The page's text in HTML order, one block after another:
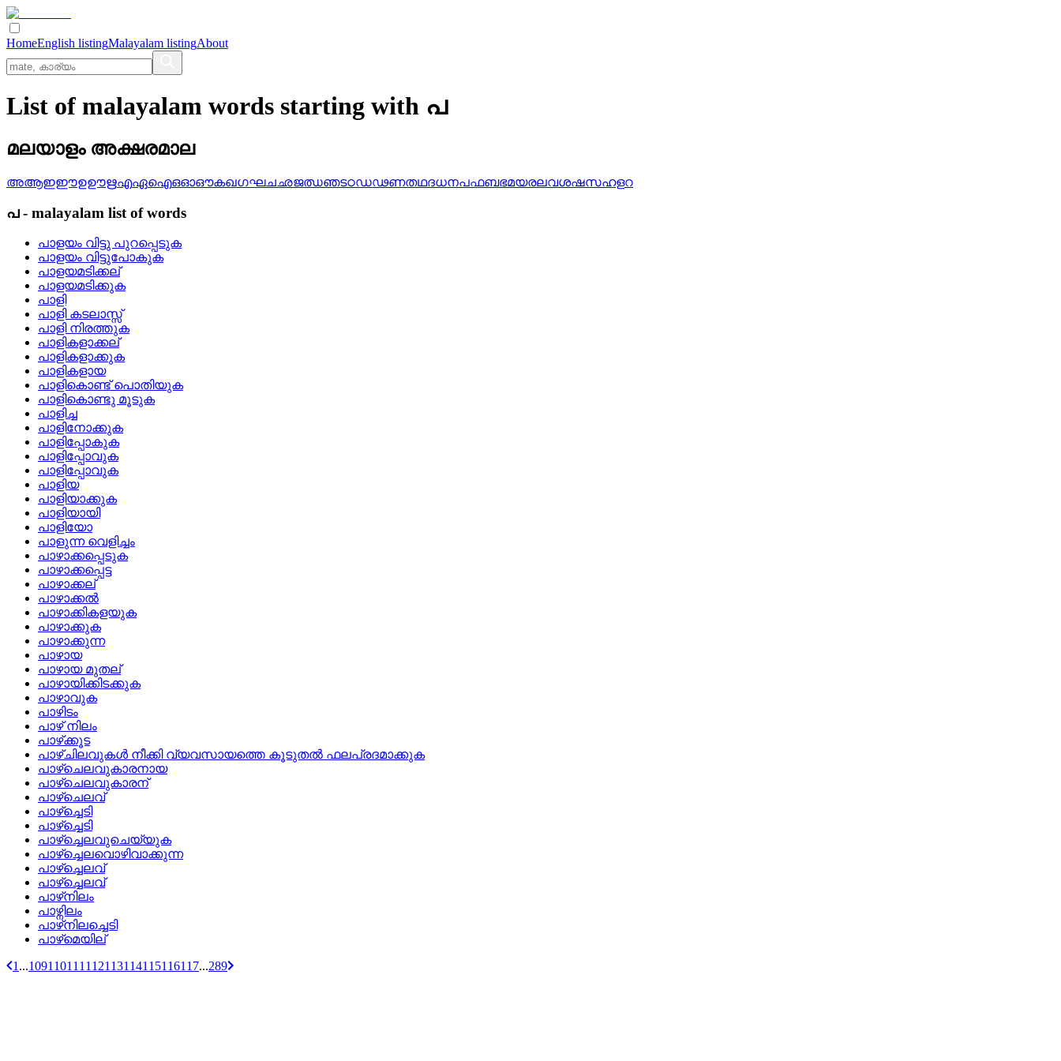
HomeEnglish listingMalayalam listingAbout
List of malayalam words starting with പ
മലയാളം അക്ഷരമാല
അആഇഈഉഊഋഎഏഐഒഓഔകഖഗഘചഛജഝഞടഠഡഢണതഥദധനപഫബഭമയരലവശഷസഹളറ
പ- malayalam list of words
പാളയം വിട്ടു പുറപ്പെടുക
പാളയം വിട്ടുപോകുക
പാളയമടിക്കല്
പാളയമടിക്കുക
പാളി
പാളി കടലാസ്സ്
പാളി നിരത്തുക
പാളികളാക്കല്
പാളികളാക്കുക
പാളികളായ
പാളികൊണ്ട്‌ പൊതിയുക
പാളികൊണ്ടു മൂടുക
പാളിച്ച
പാളിനോക്കുക
പാളിപ്പോകുക
പാളിപ്പോവുക
പാളിപ്പോവുക
പാളിയ
പാളിയാക്കുക
പാളിയായി
പാളിയോ
പാളുന്ന വെളിച്ചം
പാഴാക്കപ്പെടുക
പാഴാക്കപ്പെട്ട
പാഴാക്കല്
പാഴാക്കല്‍
പാഴാക്കികളയുക
പാഴാക്കുക
പാഴാക്കുന്ന
പാഴായ
പാഴായ മുതല്
പാഴായിക്കിടക്കുക
പാഴാവുക
പാഴിടം
പാഴ് നിലം
പാഴ്‌ക്കൂട
പാഴ്‌ചിലവുകള്‍ നീക്കി വ്യവസായത്തെ കൂടുതല്‍ ഫലപ്രദമാക്കുക
പാഴ്‌ചെലവുകാരനായ
പാഴ്‌ചെലവുകാരന്
പാഴ്‌ചെലവ്
പാഴ്‌ച്ചെടി
പാഴ്ച്ചെടി
പാഴ്ച്ചെലവുചെയ്യുക
പാഴ്‌ച്ചെലവൊഴിവാക്കുന്ന
പാഴ്‌ച്ചെലവ്
പാഴ്ച്ചെലവ്
പാഴ്‌നിലം
പാഴ്നിലം
പാഴ്‌നിലച്ചെടി
പാഴ്‌മെയില്
1 ...109110111 112113114115116117...289